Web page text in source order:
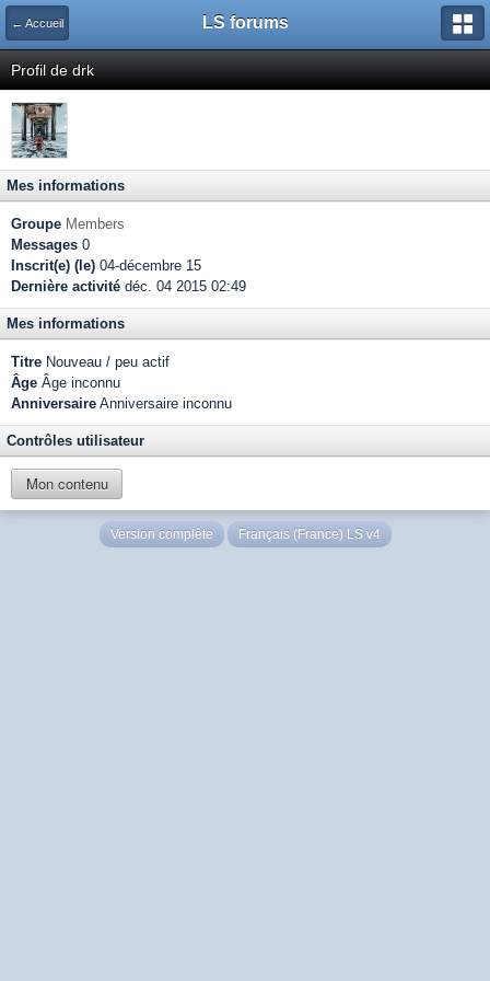
← Accueil LS forums
Profil de drk
Mes informations
Groupe Members
Messages 0
Inscrit(e) (le) 04-décembre 15
Dernière activité déc. 04 2015 02:49
Mes informations
Titre Nouveau / peu actif
Âge Âge inconnu
Anniversaire Anniversaire inconnu
Contrôles utilisateur
Mon contenu
Version complète Français (France) LS v4